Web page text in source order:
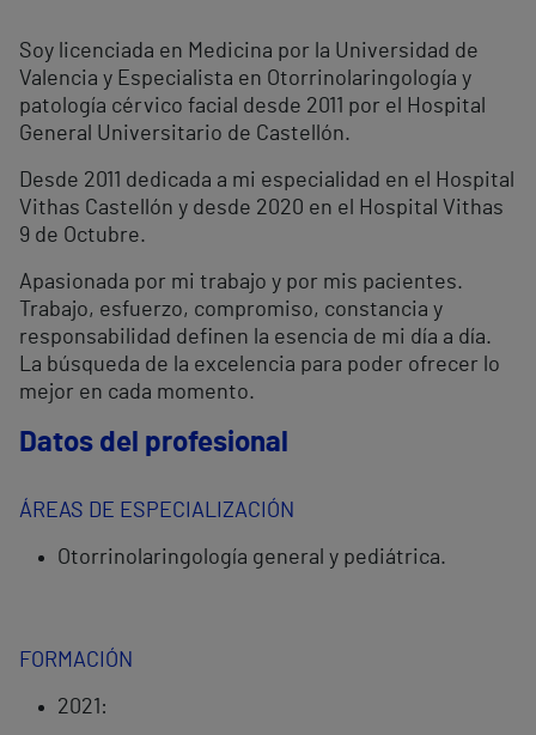
Soy licenciada en Medicina por la Universidad de
Valencia y Especialista en Otorrinolaringología y
patología cérvico facial desde 2011 por el Hospital
General Universitario de Castellón.
Desde 2011 dedicada a mi especialidad en el Hospital
Vithas Castellón y desde 2020 en el Hospital Vithas
9 de Octubre.
Apasionada por mi trabajo y por mis pacientes.
Trabajo, esfuerzo, compromiso, constancia y
responsabilidad definen la esencia de mi día a día.
La búsqueda de la excelencia para poder ofrecer lo
mejor en cada momento.
Datos del profesional
ÁREAS DE ESPECIALIZACIÓN
Otorrinolaringología general y pediátrica.
FORMACIÓN
2021: